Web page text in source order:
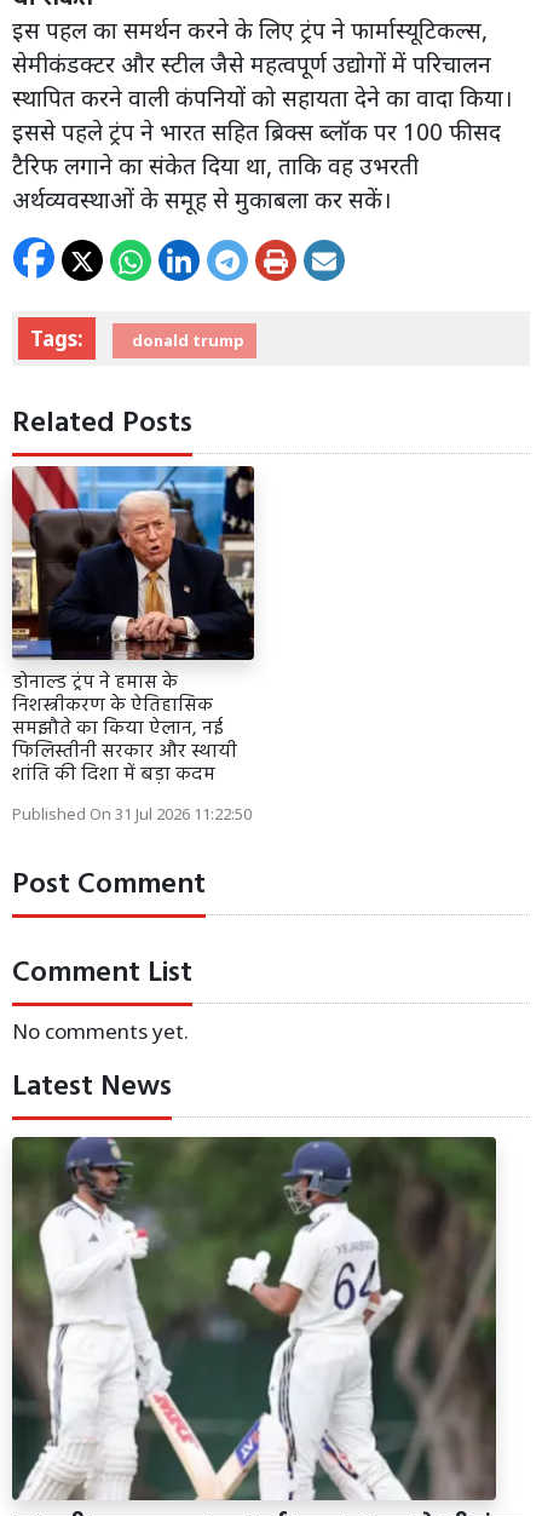
इस पहल का समर्थन करने के लिए ट्रंप ने फार्मास्यूटिकल्स,
सेमीकंडक्टर और स्टील जैसे महत्वपूर्ण उद्योगों में परिचालन
स्थापित करने वाली कंपनियों को सहायता देने का वादा किया।
इससे पहले ट्रंप ने भारत सहित ब्रिक्स ब्लॉक पर 100 फीसद
टैरिफ लगाने का संकेत दिया था, ताकि वह उभरती
अर्थव्यवस्थाओं के समूह से मुकाबला कर सकें।
Tags: donald trump
Related Posts
डोनाल्ड ट्रंप ने हमास के
निशस्त्रीकरण के ऐतिहासिक
समझौते का किया ऐलान, नई
फिलिस्तीनी सरकार और स्थायी
शांति की दिशा में बड़ा कदम
Published On 31 Jul 2026 11:22:50
Post Comment
Comment List
No comments yet.
Latest News